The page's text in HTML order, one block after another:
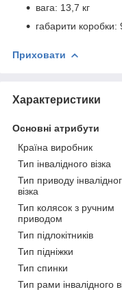
вага: 13,7 кг
габарити
Приховати
Характеристики
Основні атрибути
Країна виробник
Тип інвалідного візка
Тип приводу
візка
Тип колясок з ручним
приводом
Тип підлокітників
Тип підніжки
Тип спинки
Тип рами інвалідного